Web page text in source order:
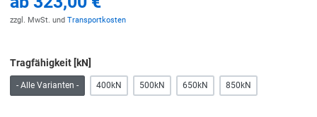
zzgl. MwSt. und Transportkosten
Tragfähigkeit [kN]
- Alle Varianten - 400kN 500kN 650kN 850kN